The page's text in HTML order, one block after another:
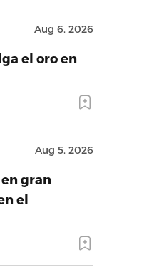
Aug 6, 2026
el oro en
Aug 5, 2026
gran
el